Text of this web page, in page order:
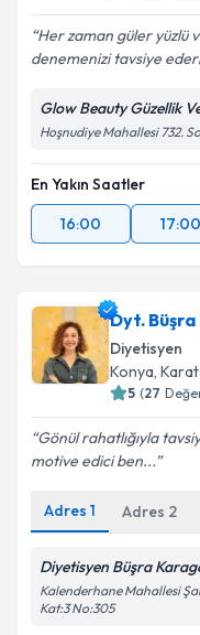
Her zaman güler yüzlü
denemenizi tavsiye
Glow Beauty Güzellik
Hoşnudiye Mahallesi 732.
En Yakın Saatler
16:00
17:00
Dyt. Büşra
Diyetisyen
Konya,
5 (27
Gönül rahatlığıyla
motive edici ben...
Adres 1 Adres 2
Diyetisyen Büşra
Kalenderhane Mahallesi
Kat:3 No:305